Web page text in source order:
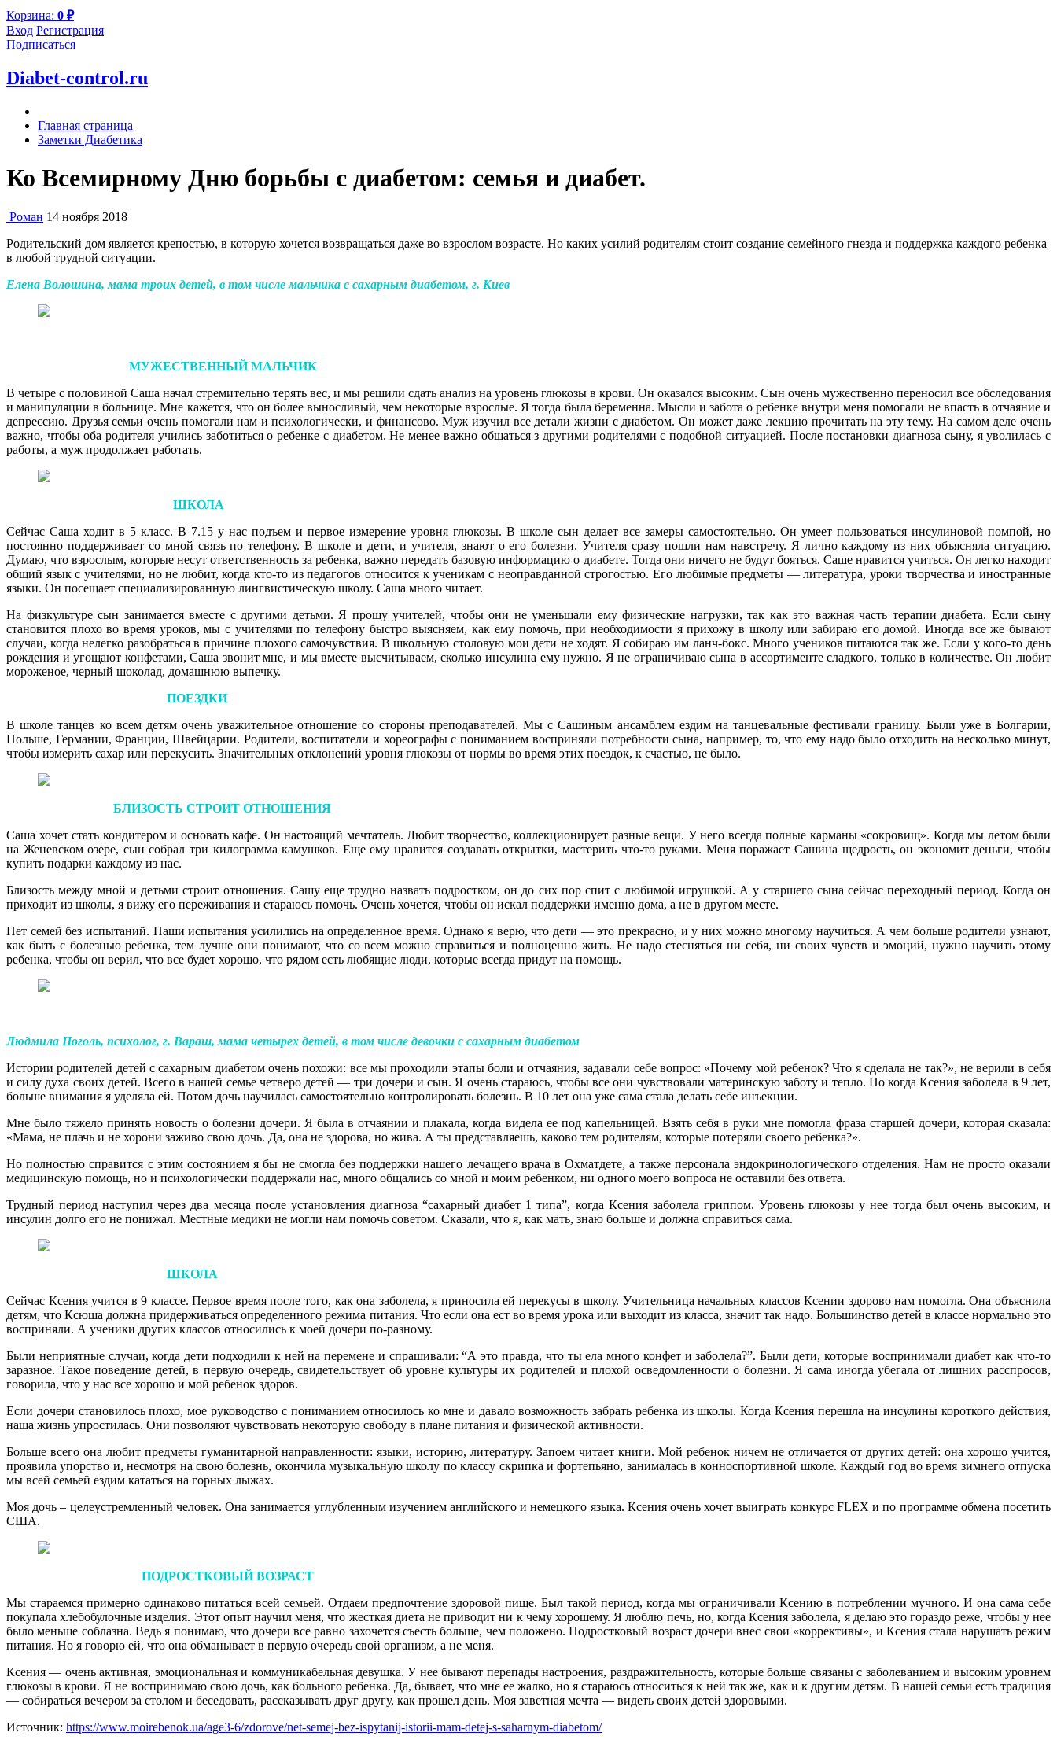
Корзина: 0 ₽
Вход Регистрация
Подписаться
Diabet-control.ru
Главная страница
Заметки Диабетика
Ко Всемирному Дню борьбы с диабетом: семья и диабет.
Роман 14 ноября 2018
Родительский дом является крепостью, в которую хочется возвращаться даже во взрослом возрасте. Но каких усилий родителям стоит создание семейного гнезда и поддержка каждого ребенка
в любой трудной ситуации.
Елена Волошина, мама троих детей, в том числе мальчика с сахарным диабетом, г. Киев
МУЖЕСТВЕННЫЙ МАЛЬЧИК
В четыре с половиной Саша начал стремительно терять вес, и мы решили сдать анализ на уровень глюкозы в крови. Он оказался высоким. Сын очень мужественно переносил все обследования
и манипуляции в больнице. Мне кажется, что он более выносливый, чем некоторые взрослые. Я тогда была беременна. Мысли и забота о ребенке внутри меня помогали не впасть в отчаяние и
депрессию. Друзья семьи очень помогали нам и психологически, и финансово. Муж изучил все детали жизни с диабетом. Он может даже лекцию прочитать на эту тему. На самом деле очень
важно, чтобы оба родителя учились заботиться о ребенке с диабетом. Не менее важно общаться з другими родителями с подобной ситуацией. После постановки диагноза сыну, я уволилась с
работы, а муж продолжает работать.
ШКОЛА
Сейчас Саша ходит в 5 класс. В 7.15 у нас подъем и первое измерение уровня глюкозы. В школе сын делает все замеры самостоятельно. Он умеет пользоваться инсулиновой помпой, но
постоянно поддерживает со мной связь по телефону. В школе и дети, и учителя, знают о его болезни. Учителя сразу пошли нам навстречу. Я лично каждому из них объясняла ситуацию.
Думаю, что взрослым, которые несут ответственность за ребенка, важно передать базовую информацию о диабете. Тогда они ничего не будут бояться. Саше нравится учиться. Он легко находит
общий язык с учителями, но не любит, когда кто-то из педагогов относится к ученикам с неоправданной строгостью. Его любимые предметы — литература, уроки творчества и иностранные
языки. Он посещает специализированную лингвистическую школу. Саша много читает.
На физкультуре сын занимается вместе с другими детьми. Я прошу учителей, чтобы они не уменьшали ему физические нагрузки, так как это важная часть терапии диабета. Если сыну
становится плохо во время уроков, мы с учителями по телефону быстро выясняем, как ему помочь, при необходимости я прихожу в школу или забираю его домой. Иногда все же бывают
случаи, когда нелегко разобраться в причине плохого самочувствия. В школьную столовую мои дети не ходят. Я собираю им ланч-бокс. Много учеников питаются так же. Если у кого-то день
рождения и угощают конфетами, Саша звонит мне, и мы вместе высчитываем, сколько инсулина ему нужно. Я не ограничиваю сына в ассортименте сладкого, только в количестве. Он любит
мороженое, черный шоколад, домашнюю выпечку.
ПОЕЗДКИ
В школе танцев ко всем детям очень уважительное отношение со стороны преподавателей. Мы с Сашиным ансамблем ездим на танцевальные фестивали границу. Были уже в Болгарии,
Польше, Германии, Франции, Швейцарии. Родители, воспитатели и хореографы с пониманием восприняли потребности сына, например, то, что ему надо было отходить на несколько минут,
чтобы измерить сахар или перекусить. Значительных отклонений уровня глюкозы от нормы во время этих поездок, к счастью, не было.
БЛИЗОСТЬ СТРОИТ ОТНОШЕНИЯ
Саша хочет стать кондитером и основать кафе. Он настоящий мечтатель. Любит творчество, коллекционирует разные вещи. У него всегда полные карманы «сокровищ». Когда мы летом были
на Женевском озере, сын собрал три килограмма камушков. Еще ему нравится создавать открытки, мастерить что-то руками. Меня поражает Сашина щедрость, он экономит деньги, чтобы
купить подарки каждому из нас.
Близость между мной и детьми строит отношения. Сашу еще трудно назвать подростком, он до сих пор спит с любимой игрушкой. А у старшего сына сейчас переходный период. Когда он
приходит из школы, я вижу его переживания и стараюсь помочь. Очень хочется, чтобы он искал поддержки именно дома, а не в другом месте.
Нет семей без испытаний. Наши испытания усилились на определенное время. Однако я верю, что дети — это прекрасно, и у них можно многому научиться. А чем больше родители узнают,
как быть с болезнью ребенка, тем лучше они понимают, что со всем можно справиться и полноценно жить. Не надо стесняться ни себя, ни своих чувств и эмоций, нужно научить этому
ребенка, чтобы он верил, что все будет хорошо, что рядом есть любящие люди, которые всегда придут на помощь.
Людмила Ноголь, психолог, г. Вараш, мама четырех детей, в том числе девочки с сахарным диабетом
Истории родителей детей с сахарным диабетом очень похожи: все мы проходили этапы боли и отчаяния, задавали себе вопрос: «Почему мой ребенок? Что я сделала не так?», не верили в себя
и силу духа своих детей. Всего в нашей семье четверо детей — три дочери и сын. Я очень стараюсь, чтобы все они чувствовали материнскую заботу и тепло. Но когда Ксения заболела в 9 лет,
больше внимания я уделяла ей. Потом дочь научилась самостоятельно контролировать болезнь. В 10 лет она уже сама стала делать себе инъекции.
Мне было тяжело принять новость о болезни дочери. Я была в отчаянии и плакала, когда видела ее под капельницей. Взять себя в руки мне помогла фраза старшей дочери, которая сказала:
«Мама, не плачь и не хорони заживо свою дочь. Да, она не здорова, но жива. А ты представляешь, каково тем родителям, которые потеряли своего ребенка?».
Но полностью справится с этим состоянием я бы не смогла без поддержки нашего лечащего врача в Охматдете, а также персонала эндокринологического отделения. Нам не просто оказали
медицинскую помощь, но и психологически поддержали нас, много общались со мной и моим ребенком, ни одного моего вопроса не оставили без ответа.
Трудный период наступил через два месяца после установления диагноза “сахарный диабет 1 типа”, когда Ксения заболела гриппом. Уровень глюкозы у нее тогда был очень высоким, и
инсулин долго его не понижал. Местные медики не могли нам помочь советом. Сказали, что я, как мать, знаю больше и должна справиться сама.
ШКОЛА
Сейчас Ксения учится в 9 классе. Первое время после того, как она заболела, я приносила ей перекусы в школу. Учительница начальных классов Ксении здорово нам помогла. Она объяснила
детям, что Ксюша должна придерживаться определенного режима питания. Что если она ест во время урока или выходит из класса, значит так надо. Большинство детей в классе нормально это
восприняли. А ученики других классов относились к моей дочери по-разному.
Были неприятные случаи, когда дети подходили к ней на перемене и спрашивали: “А это правда, что ты ела много конфет и заболела?”. Были дети, которые воспринимали диабет как что-то
заразное. Такое поведение детей, в первую очередь, свидетельствует об уровне культуры их родителей и плохой осведомленности о болезни. Я сама иногда убегала от лишних расспросов,
говорила, что у нас все хорошо и мой ребенок здоров.
Если дочери становилось плохо, мое руководство с пониманием относилось ко мне и давало возможность забрать ребенка из школы. Когда Ксения перешла на инсулины короткого действия,
наша жизнь упростилась. Они позволяют чувствовать некоторую свободу в плане питания и физической активности.
Больше всего она любит предметы гуманитарной направленности: языки, историю, литературу. Запоем читает книги. Мой ребенок ничем не отличается от других детей: она хорошо учится,
проявила упорство и, несмотря на свою болезнь, окончила музыкальную школу по классу скрипка и фортепьяно, занималась в конноспортивной школе. Каждый год во время зимнего отпуска
мы всей семьей ездим кататься на горных лыжах.
Моя дочь – целеустремленный человек. Она занимается углубленным изучением английского и немецкого языка. Ксения очень хочет выиграть конкурс FLEX и по программе обмена посетить
США.
ПОДРОСТКОВЫЙ ВОЗРАСТ
Мы стараемся примерно одинаково питаться всей семьей. Отдаем предпочтение здоровой пище. Был такой период, когда мы ограничивали Ксению в потреблении мучного. И она сама себе
покупала хлебобулочные изделия. Этот опыт научил меня, что жесткая диета не приводит ни к чему хорошему. Я люблю печь, но, когда Ксения заболела, я делаю это гораздо реже, чтобы у нее
было меньше соблазна. Ведь я понимаю, что дочери все равно захочется съесть больше, чем положено. Подростковый возраст дочери внес свои «коррективы», и Ксения стала нарушать режим
питания. Но я говорю ей, что она обманывает в первую очередь свой организм, а не меня.
Ксения — очень активная, эмоциональная и коммуникабельная девушка. У нее бывают перепады настроения, раздражительность, которые больше связаны с заболеванием и высоким уровнем
глюкозы в крови. Я не воспринимаю свою дочь, как больного ребенка. Да, бывает, что мне ее жалко, но я стараюсь относиться к ней так же, как и к другим детям. В нашей семьи есть традиция
— собираться вечером за столом и беседовать, рассказывать друг другу, как прошел день. Моя заветная мечта — видеть своих детей здоровыми.
Источник: https://www.moirebenok.ua/age3-6/zdorove/net-semej-bez-ispytanij-istorii-mam-detej-s-saharnym-diabetom/